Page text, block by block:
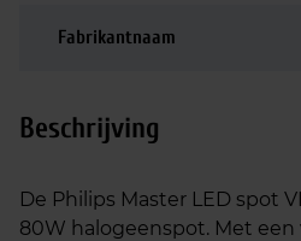
Fabrikantnaam
Beschrijving
De Philips Master LED spot
80W halogeenspot. Met